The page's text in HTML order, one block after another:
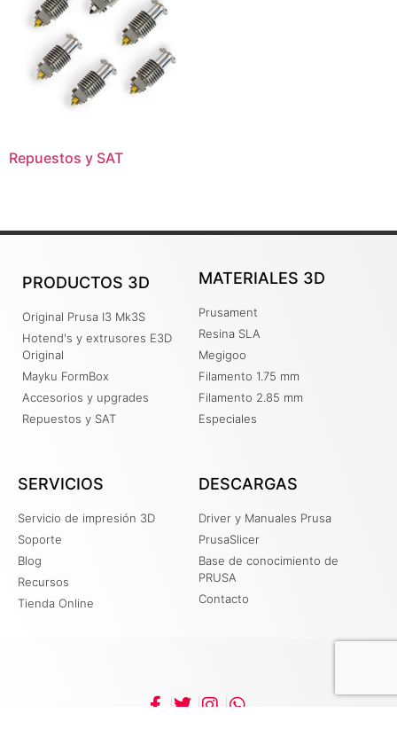
Repuestos y SAT
PRODUCTOS 3D
Original Prusa I3 Mk3S
Hotend's y extrusores E3D
Original
Mayku FormBox
Accesorios y upgrades
Repuestos y SAT
MATERIALES 3D
Prusament
Resina SLA
Megigoo
Filamento 1.75 mm
Filamento 2.85 mm
Especiales
SERVICIOS
Servicio de impresión 3D
Soporte
Blog
Recursos
Tienda Online
DESCARGAS
Driver y Manuales Prusa
PrusaSlicer
Base de conocimiento de
PRUSA
Contacto